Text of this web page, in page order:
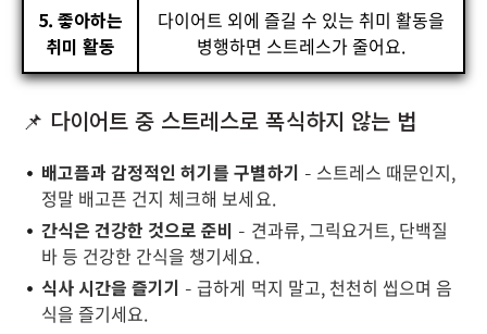
5. 좋아하는
취미 활동
다이어트 외에 즐길 수 있는 취미 활동을
병행하면 스트레스가 줄어요.
📌 다이어트 중 스트레스로 폭식하지 않는 법
배고픔과 감정적인 허기를 구별하기 – 스트레스 때문인지,
정말 배고픈 건지 체크해 보세요.
간식은 건강한 것으로 준비 – 견과류, 그릭요거트, 단백질
바 등 건강한 간식을 챙기세요.
식사 시간을 즐기기 – 급하게 먹지 말고, 천천히 씹으며 음
식을 즐기세요.